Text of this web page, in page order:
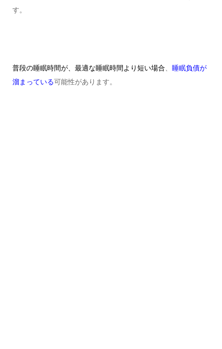
す。
普段の睡眠時間が、最適な睡眠時間より短い場合
睡眠負債が
溜まっている可能性があります。